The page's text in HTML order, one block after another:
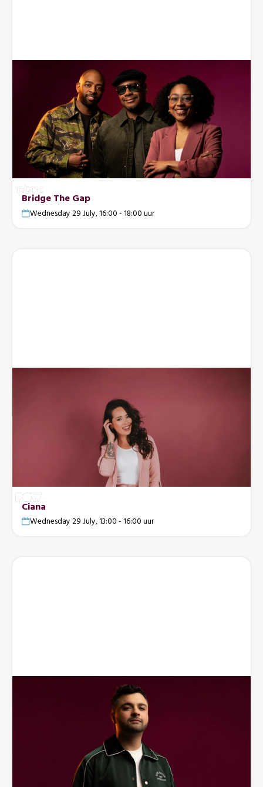
Bridge The Gap
Wednesday 29 July, 16:00 - 18:00 uur
Ciana
Wednesday 29 July, 13:00 - 16:00 uur